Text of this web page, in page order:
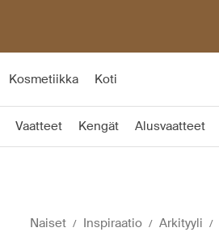
Kosmetiikka Koti
Vaatteet Kengät Alusvaatteet
Naiset Inspiraatio Arkityyli